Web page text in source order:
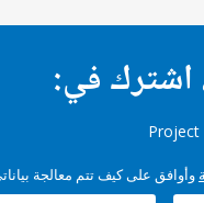
اشترك في:
وأوافق على كيف تتم معالجة